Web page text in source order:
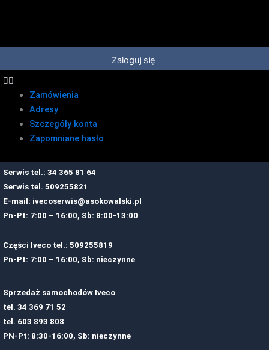
Zaloguj się
Zamówienia
Adresy
Szczegóły konta
Zapomniane hasło
Serwis tel.: 34 365 81 64
Serwis tel. 509255821
E-mail: ivecoserwis@asokowalski.pl
Pn-Pt: 7:00 – 16:00, Sb: 8:00-13:00
Części Iveco tel.: 509255819
Pn-Pt: 7:00 – 16:00, Sb: nieczynne
Sprzedaż samochodów Iveco
tel. 34 369 71 52
tel. 603 893 808
PN-Pt: 8:30-16:00, Sb: nieczynne